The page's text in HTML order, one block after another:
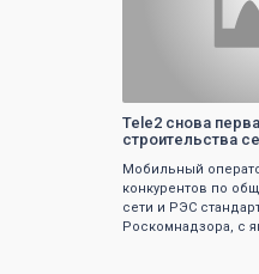
Tele2 снова
строительства
Мобильный
конкурентов по
сети и РЭС
Роскомнадзора, с